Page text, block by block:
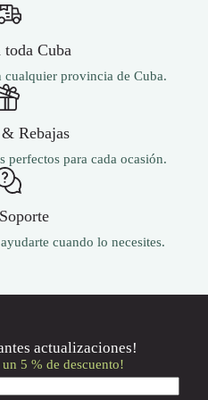
toda Cuba
cualquier provincia de Cuba.
Rebajas
perfectos para cada ocasión.
cuando lo necesites.
actualizaciones!
5 % de descuento!